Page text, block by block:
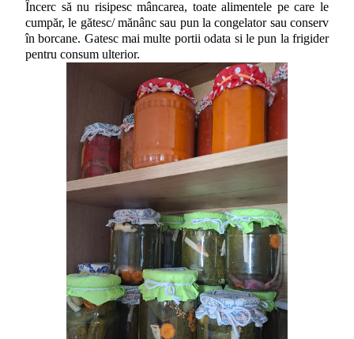
Încerc să nu risipesc mâncarea, toate alimentele pe care le
cumpăr, le gătesc/ mănânc sau pun la congelator sau conserv
în borcane. Gatesc mai multe portii odata si le pun la frigider
pentru consum ulterior.